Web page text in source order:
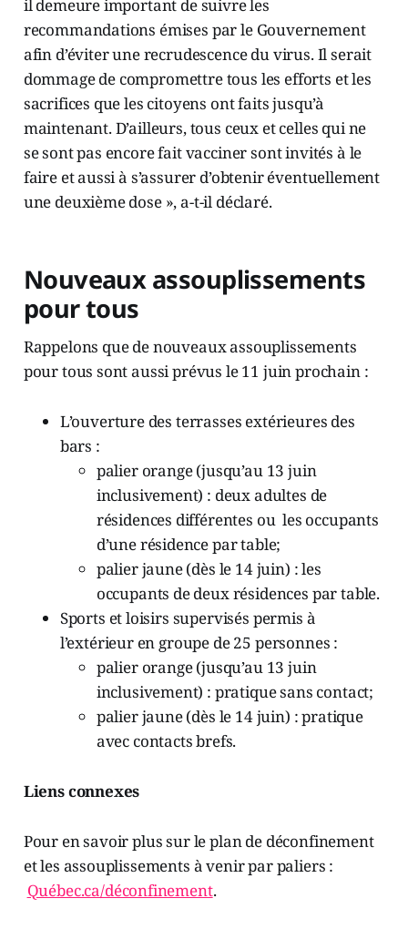
il demeure important de suivre les
recommandations émises par le Gouvernement
afin d’éviter une recrudescence du virus. Il serait
dommage de compromettre tous les efforts et les
sacrifices que les citoyens ont faits jusqu’à
maintenant. D’ailleurs, tous ceux et celles qui ne
se sont pas encore fait vacciner sont invités à le
faire et aussi à s’assurer d’obtenir éventuellement
une deuxième dose », a-t-il déclaré.
Nouveaux assouplissements
pour tous
Rappelons que de nouveaux assouplissements
pour tous sont aussi prévus le 11 juin prochain :
L’ouverture des terrasses extérieures des
bars :
palier orange (jusqu’au 13 juin
inclusivement) : deux adultes de
résidences différentes ou les occupants
d’une résidence par table;
palier jaune (dès le 14 juin) : les
occupants de deux résidences par table.
Sports et loisirs supervisés permis à
l’extérieur en groupe de 25 personnes :
palier orange (jusqu’au 13 juin
inclusivement) : pratique sans contact;
palier jaune (dès le 14 juin) : pratique
avec contacts brefs.
Liens connexes
Pour en savoir plus sur le plan de déconfinement
et les assouplissements à venir par paliers :
Québec.ca/déconfinement.